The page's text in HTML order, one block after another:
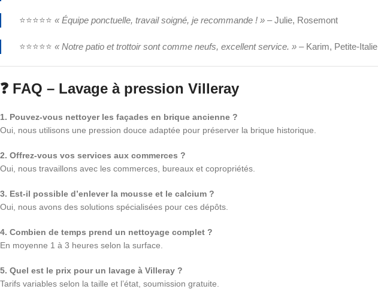
⭐⭐⭐⭐⭐ « Équipe ponctuelle, travail soigné, je recommande ! » – Julie, Rosemont
⭐⭐⭐⭐⭐ « Notre patio et trottoir sont comme neufs, excellent service. » – Karim, Petite-Italie
❓ FAQ – Lavage à pression Villeray
1. Pouvez-vous nettoyer les façades en brique ancienne ?
Oui, nous utilisons une pression douce adaptée pour préserver la brique historique.
2. Offrez-vous vos services aux commerces ?
Oui, nous travaillons avec les commerces, bureaux et copropriétés.
3. Est-il possible d’enlever la mousse et le calcium ?
Oui, nous avons des solutions spécialisées pour ces dépôts.
4. Combien de temps prend un nettoyage complet ?
En moyenne 1 à 3 heures selon la surface.
5. Quel est le prix pour un lavage à Villeray ?
Tarifs variables selon la taille et l’état, soumission gratuite.